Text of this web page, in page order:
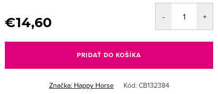
€14,60
cena:
PRIDAŤ DO KOŠÍKA
Značka: Happy Horse Kód: CB132384